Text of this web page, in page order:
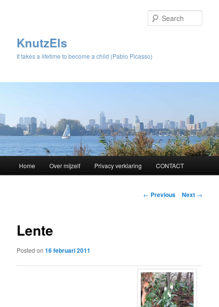
KnutzEls
It takes a lifetime to become a child (Pablo Picasso)
Skip
content
Home Over mijzelf Privacy verklaring CONTACT
Post
← Previous Next →
Lente
Posted on16 februari 2011